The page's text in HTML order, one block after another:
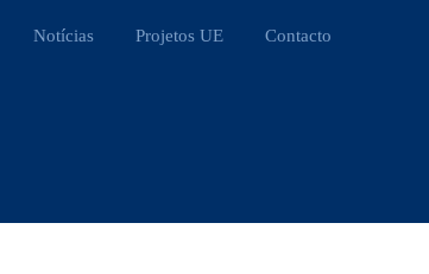
Notícias Projetos UE Contacto